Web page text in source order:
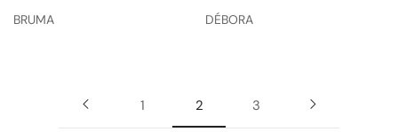
BRUMA DÉBORA
1 2 3